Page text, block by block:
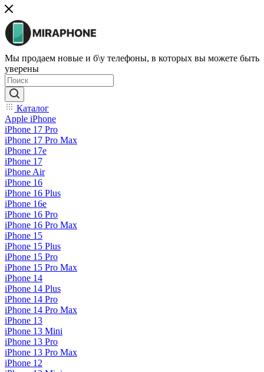
Мы продаем новые и б\у телефоны, в которых вы можете быть
уверены
Каталог
Apple iPhone
iPhone 17 Pro
iPhone 17 Pro Max
iPhone 17e
iPhone 17
iPhone Air
iPhone 16
iPhone 16 Plus
iPhone 16e
iPhone 16 Pro
iPhone 16 Pro Max
iPhone 15
iPhone 15 Plus
iPhone 15 Pro
iPhone 15 Pro Max
iPhone 14
iPhone 14 Plus
iPhone 14 Pro
iPhone 14 Pro Max
iPhone 13
iPhone 13 Mini
iPhone 13 Pro
iPhone 13 Pro Max
iPhone 12